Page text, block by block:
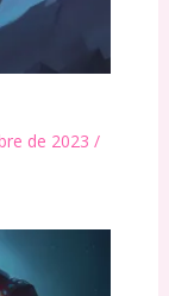
de 2023 /